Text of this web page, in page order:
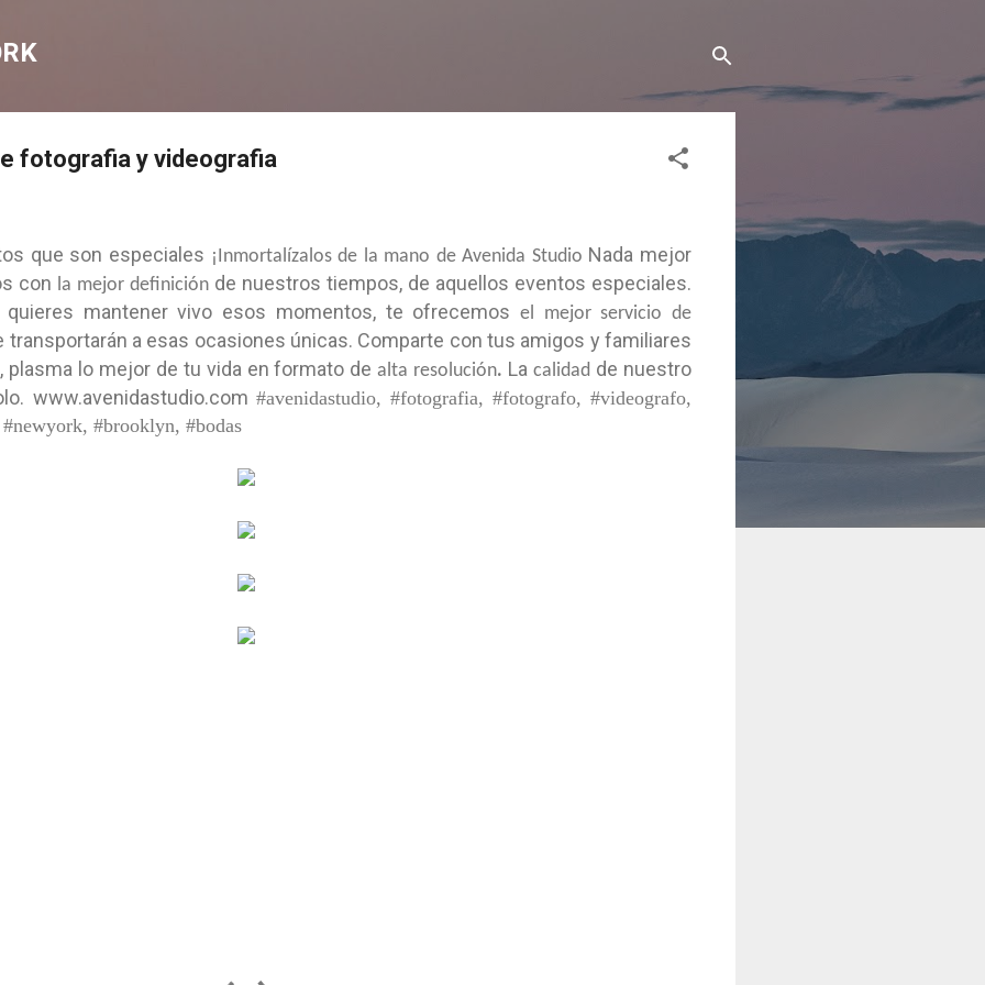
fotografia y videografia
que son especiales ¡Inmortalízalos de la mano de Avenida Studio Nada mejor
con la mejor definición de nuestros tiempos, de aquellos eventos especiales.
quieres mantener vivo esos momentos, te ofrecemos el mejor servicio de
transportarán a esas ocasiones únicas. Comparte con tus amigos y familiares
plasma lo mejor de tu vida en formato dealta resolución. La calidad de nuestro
www.avenidastudio.com #avenidastudio, #fotografia, #fotografo, #videografo,
#brooklyn, #bodas